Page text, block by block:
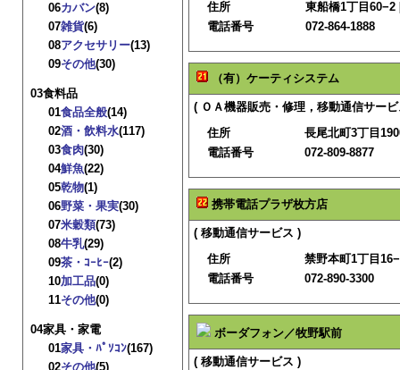
06カバン(8)
07雑貨(6)
08アクセサリー(13)
09その他(30)
03食料品
01食品全般(14)
02酒・飲料水(117)
03食肉(30)
04鮮魚(22)
05乾物(1)
06野菜・果実(30)
07米穀類(73)
08牛乳(29)
09茶・ｺｰﾋｰ(2)
10加工品(0)
11その他(0)
04家具・家電
01家具・ﾊﾟｿｺﾝ(167)
02その他(5)
住所
東船橋1丁目
電話番号
072-864-1888
（有）ケーティシステム
( ＯＡ機器販売・修理，移動通信サー
住所
長尾北町3丁目
電話番号
072-809-8877
携帯電話プラザ枚方店
( 移動通信サービス )
住所
禁野本町1丁目
電話番号
072-890-3300
ボーダフォン／牧野駅前
( 移動通信サービス )